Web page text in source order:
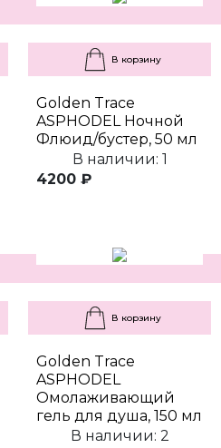
В корзину
Golden Trace
ASPHODEL Ночной
Флюид/бустер, 50 мл
В наличии: 1
4200 ₽
В корзину
Golden Trace
ASPHODEL
Омолаживающий
гель для душа, 150 мл
В наличии: 2